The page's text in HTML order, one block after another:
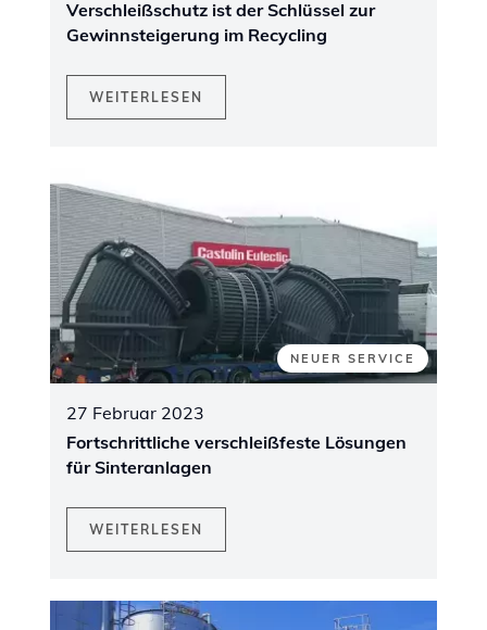
Verschleißschutz ist der Schlüssel zur
Gewinnsteigerung im Recycling
WEITERLESEN
NEUER SERVICE
27 Februar 2023
Fortschrittliche verschleißfeste Lösungen
für Sinteranlagen
WEITERLESEN